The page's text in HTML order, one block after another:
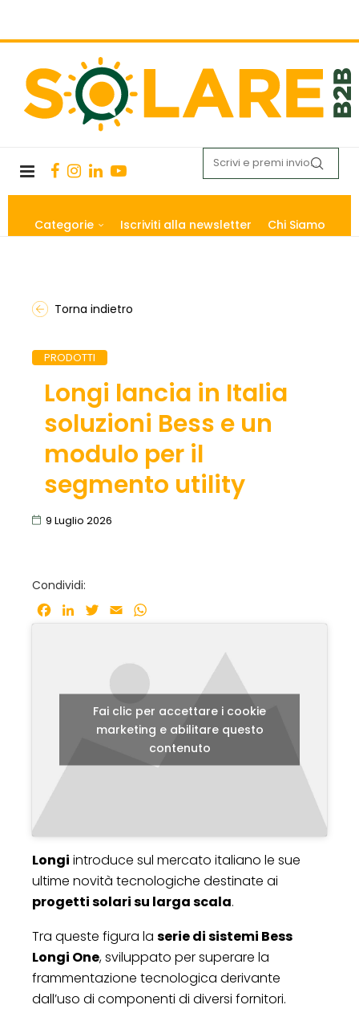
Categorie Iscriviti alla newsletter Chi Siamo
Torna indietro
PRODOTTI
Longi lancia in Italia
soluzioni Bess e un
modulo per il
segmento utility
9 Luglio 2026
Condividi:
Facebook
LinkedInTwitter
Email
Fai clic per accettare i cookie
marketing e abilitare questo
contenuto
Longi introduce sul mercato italiano le sue
ultime novità tecnologiche destinate ai
progetti solari su larga scala.
Tra queste figura la serie di sistemi Bess
Longi One, sviluppato per superare la
frammentazione tecnologica derivante
dall’uso di componenti di diversi fornitori.